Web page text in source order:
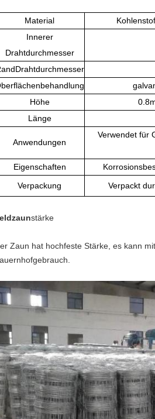
Material
Innerer
Drahtdurchmesser
Höhe
Länge
Anwendungen
Verwendet für
Eigenschaften
Verpackung
Verpackt
stärke
Zaun hat hochfeste Stärke, es kann